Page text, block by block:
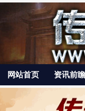
网站首页 资讯前瞻